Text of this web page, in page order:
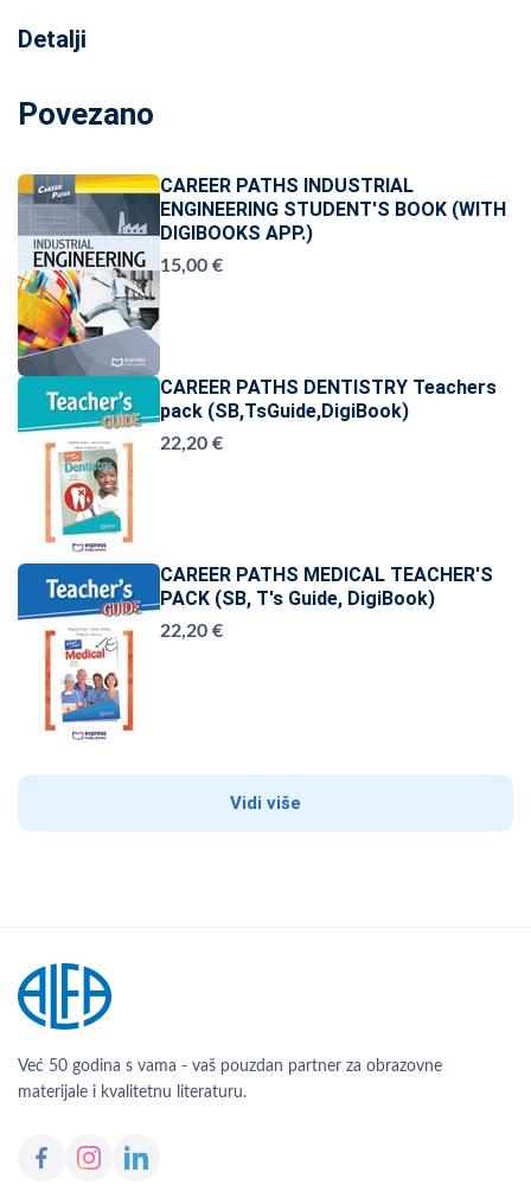
Detalji
Povezano
CAREER PATHS INDUSTRIAL
ENGINEERING STUDENT'S BOOK (WITH
DIGIBOOKS APP.)
15,00 €
CAREER PATHS DENTISTRY Teachers
pack (SB,TsGuide,DigiBook)
22,20 €
CAREER PATHS MEDICAL TEACHER'S
PACK (SB, T's Guide, DigiBook)
22,20 €
Vidi više
Već 50 godina s vama - vaš pouzdan partner za obrazovne
materijale i kvalitetnu literaturu.